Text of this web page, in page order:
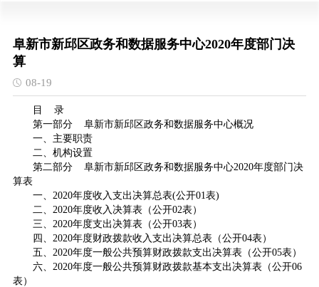
阜新市新邱区政务和数据服务中心2020年度部门决
算
08-19
目 录
第一部分 阜新市新邱区政务和数据服务中心概况
一、主要职责
二、机构设置
第二部分 阜新市新邱区政务和数据服务中心2020年度部门决
算表
一、2020年度收入支出决算总表(公开01表)
二、2020年度收入决算表（公开02表）
三、2020年度支出决算表（公开03表）
四、2020年度财政拨款收入支出决算总表（公开04表）
五、2020年度一般公共预算财政拨款支出决算表（公开05表）
六、2020年度一般公共预算财政拨款基本支出决算表（公开06
表）